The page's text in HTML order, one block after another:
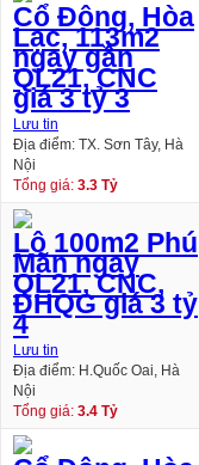
Cổ Đông, Hòa
Lạc, 113m2
ngay gần
QL21, CNC
giá 3 tỷ 3
Lưu tin
Địa điểm: TX. Sơn Tây, Hà
Nội
Tổng giá: 3.3 Tỷ
Lô 100m2 Phú
Mãn ngay
QL21, CNC,
ĐHQG giá 3 tỷ
4
Lưu tin
Địa điểm: H.Quốc Oai, Hà
Nội
Tổng giá: 3.4 Tỷ